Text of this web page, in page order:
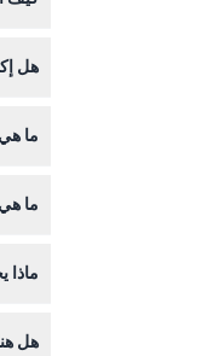
هل
ما هي
ما هي
صباحاً حتى 8:00 مساءً
ماذا
هل